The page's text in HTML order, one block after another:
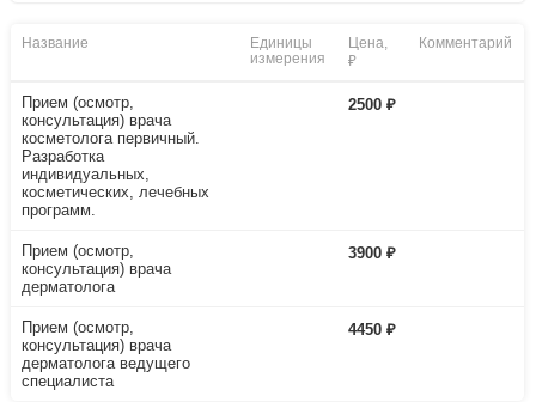
Название
Единицы
измерения
Цена,
₽
Комментарий
Прием (осмотр,
консультация) врача
косметолога первичный.
Разработка
индивидуальных,
косметических, лечебных
программ.
2500 ₽
Прием (осмотр,
консультация) врача
дерматолога
3900 ₽
Прием (осмотр,
консультация) врача
дерматолога ведущего
специалиста
4450 ₽